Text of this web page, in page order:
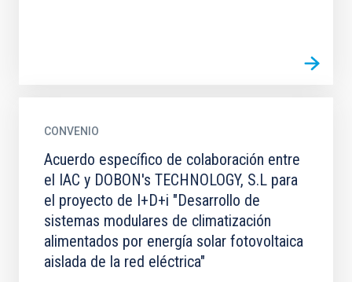
CONVENIO
Acuerdo específico de colaboración entre
el IAC y DOBON's TECHNOLOGY, S.L para
el proyecto de I+D+i "Desarrollo de
sistemas modulares de climatización
alimentados por energía solar fotovoltaica
aislada de la red eléctrica"